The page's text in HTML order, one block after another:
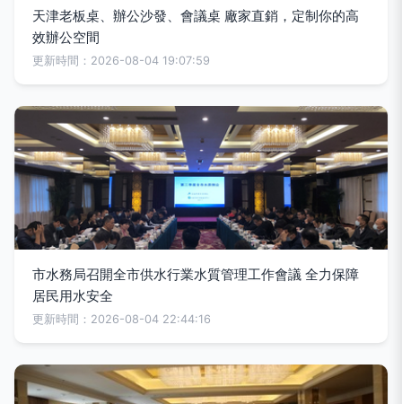
天津老板桌、辦公沙發、會議桌 廠家直銷，定制你的高
效辦公空間
更新時間：2026-08-04 19:07:59
市水務局召開全市供水行業水質管理工作會議 全力保障
居民用水安全
更新時間：2026-08-04 22:44:16